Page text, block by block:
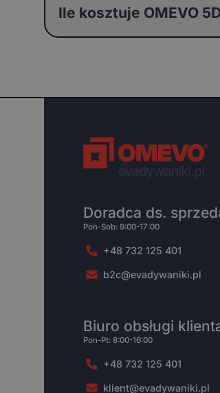
Ile kosztuje OMEVO
Doradca ds.
Pon-Sob: 9:00-17:00
+48 732 125 401
b2c@evadywaniki.pl
Biuro obsługi
Pon-Pt: 8:00-16:00
+48 732 125 401
klient@evadywaniki.pl